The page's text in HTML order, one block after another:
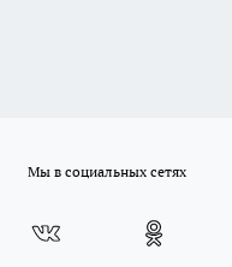
Мы в социальных сетях